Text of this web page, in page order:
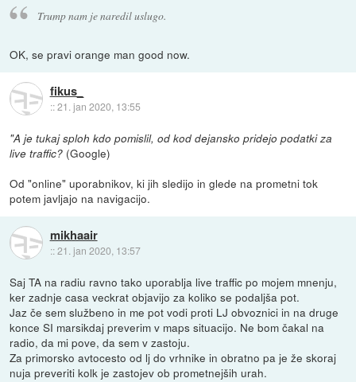
Trump nam je naredil uslugo.
OK, se pravi orange man good now.
fikus_
::21. jan 2020, 13:55
"A je tukaj sploh kdo pomislil, od kod dejansko pridejo podatki za
live traffic? (Google)
Od "online" uporabnikov, ki jih sledijo in glede na prometni tok
potem javljajo na navigacijo.
mikhaair
::21. jan 2020, 13:57
Saj TA na radiu ravno tako uporablja live traffic po mojem mnenju,
ker zadnje casa veckrat objavijo za koliko se podaljša pot.
Jaz če sem službeno in me pot vodi proti LJ obvoznici in na druge
konce SI marsikdaj preverim v maps situacijo. Ne bom čakal na
radio, da mi pove, da sem v zastoju.
Za primorsko avtocesto od lj do vrhnike in obratno pa je že skoraj
nuja preveriti kolk je zastojev ob prometnejših urah.